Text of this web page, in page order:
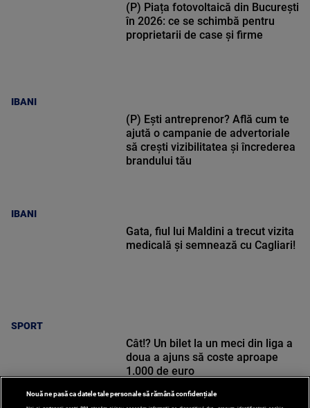
IBANI
(P) Piața fotovoltaică din București
în 2026: ce se schimbă pentru
proprietarii de case și firme
IBANI
(P) Ești antreprenor? Află cum te
ajută o campanie de advertoriale
să crești vizibilitatea și încrederea
brandului tău
SPORT
Gata, fiul lui Maldini a trecut vizita
medicală și semnează cu Cagliari!
Cât!? Un bilet la un meci din liga a
doua a ajuns să coste aproape
1.000 de euro
Nouă ne pasă ca datele tale personale să rămână confidențiale